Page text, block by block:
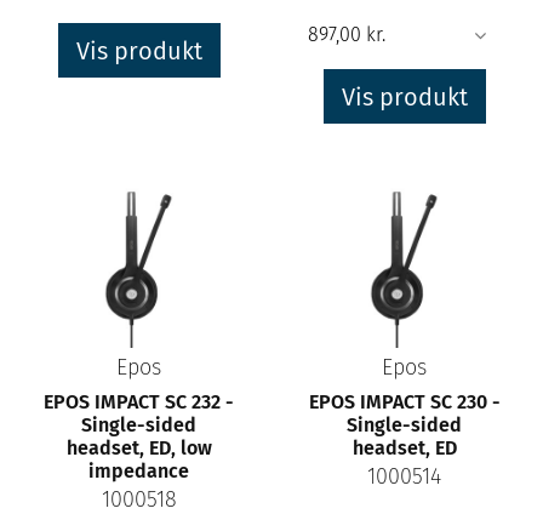
Vis produkt
Vis produkt
Epos
EPOS IMPACT SC 232 -
Single-sided
headset, ED, low
impedance
1000518
Epos
EPOS IMPACT SC 230 -
Single-sided
headset, ED
1000514